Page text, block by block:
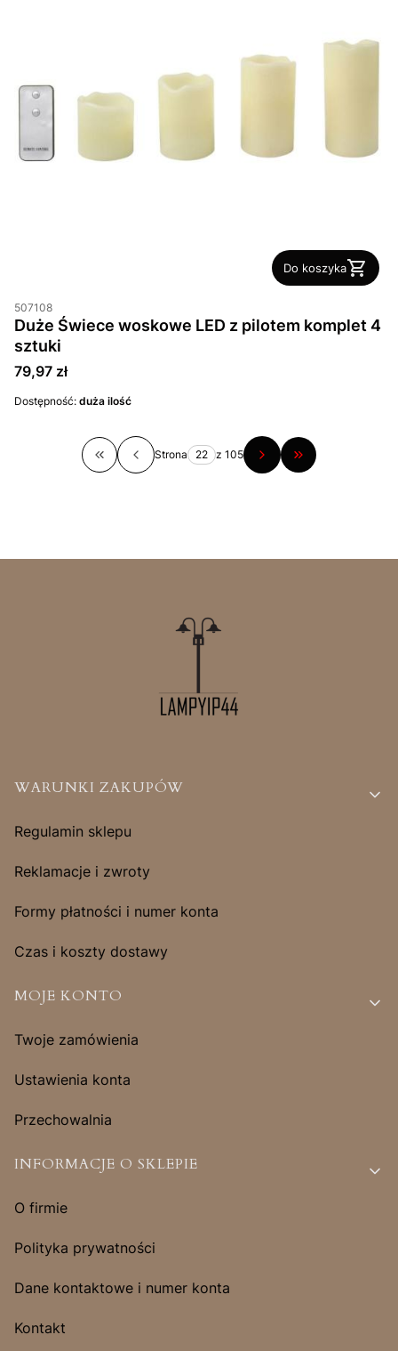
Do koszyka
507108
Duże Świece woskowe LED z pilotem komplet 4
sztuki
Cena
79,97 zł
Dostępność: duża ilość
Wróć do pierwszej strony z produktami
Strona z 105 Przejdź do
Linki w stopce
WARUNKI ZAKUPÓW
Regulamin sklepu
Reklamacje i zwroty
Formy płatności i numer konta
Czas i koszty dostawy
MOJE KONTO
Twoje zamówienia
Ustawienia konta
Przechowalnia
INFORMACJE O SKLEPIE
O firmie
Polityka prywatności
Dane kontaktowe i numer konta
Kontakt